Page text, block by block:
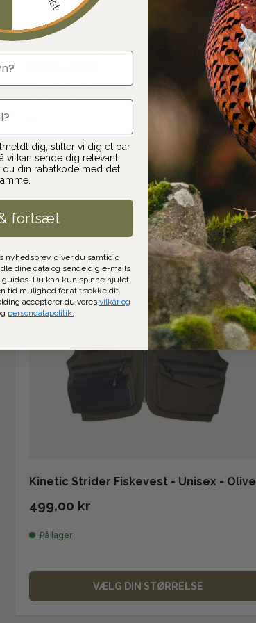
Happyhot Alaska Deluxe Varmevest -
1.699,00 kr
VÆLG DIN STØRRELSE
Kinetic Strider Fiskevest - Unisex - Olive
499,00 kr
På lager
VÆLG DIN STØRRELSE
dig, stiller vi dig et par
vi kan sende dig relevant
din rabatkode med det
fortsæt
nyhedsbrev, giver du samtidig
dine data og sende dig e-mails
guides. Du kan kun spinne hjulet
tid mulighed for at trække dit
accepterer du vores vilkår og
persondatapolitik.